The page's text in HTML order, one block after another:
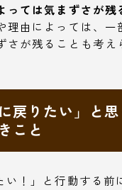
っては気まずさが残
理由によっては、一
さが残ることも考え
戻りたい」と思
こと
い！」と行動する前